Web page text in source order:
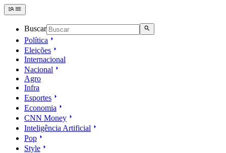
Buscar
Política
Eleições
Internacional
Nacional
Agro
Infra
Esportes
Economia
CNN Money
Inteligência Artificial
Pop
Style